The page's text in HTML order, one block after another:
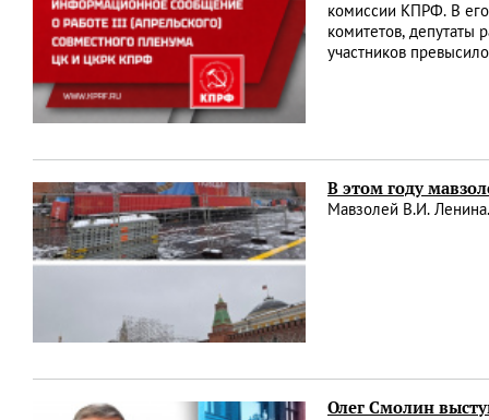
комиссии КПРФ. В его
комитетов,
участников
В этом году
Мавзолей В.И.
Олег Смолин